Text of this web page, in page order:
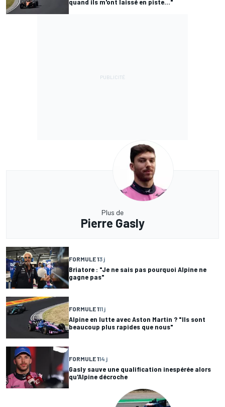
quand ils m'ont laissé en piste..."
Plus de
Pierre Gasly
FORMULE 13 j
Briatore : "Je ne sais pas pourquoi Alpine ne
gagne pas"
FORMULE 111 j
Alpine en lutte avec Aston Martin ? "Ils sont
beaucoup plus rapides que nous"
FORMULE 114 j
Gasly sauve une qualification inespérée alors
qu'Alpine décroche